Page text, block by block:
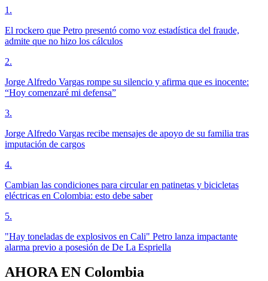
1 .
El rockero que Petro presentó como voz estadística del fraude,
admite que no hizo los cálculos
2.
Jorge Alfredo Vargas rompe su silencio y afirma que es inocente:
“Hoy comenzaré mi defensa”
3.
Jorge Alfredo Vargas recibe mensajes de apoyo de su familia tras
imputación de cargos
4.
Cambian las condiciones para circular en patinetas y bicicletas
eléctricas en Colombia: esto debe saber
5.
"Hay toneladas de explosivos en Cali" Petro lanza impactante
alarma previo a posesión de De La Espriella
AHORA EN Colombia